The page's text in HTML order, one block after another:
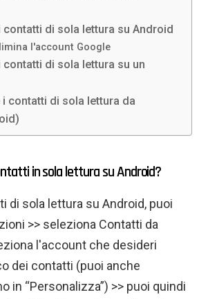
contatti di sola lettura su Android
l'account Google
contatti di sola lettura su un
contatti di sola lettura da
in sola lettura su Android?
di sola lettura su Android, puoi
>> seleziona Contatti da
l'account che desideri
dei contatti (puoi anche
in “Personalizza”) >> puoi quindi